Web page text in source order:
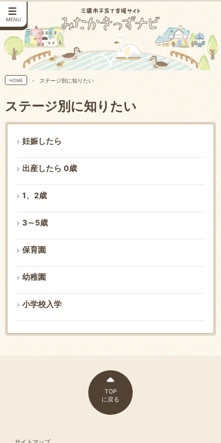
MENU
HOME ステージ別に知りたい
ステージ別に知りたい
妊娠したら
出産したら 0歳
1、2歳
3～5歳
保育園
幼稚園
小学校入学
TOP
に戻る